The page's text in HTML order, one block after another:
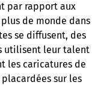
par rapport aux
de monde dans
se diffusent, des
utilisent leur talent
les caricatures de
sur les